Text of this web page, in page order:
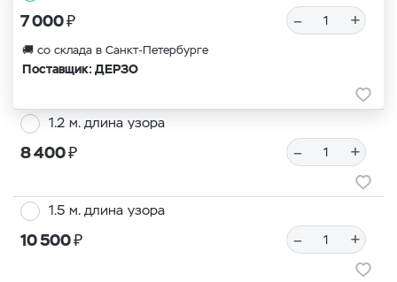
7 000₽ – +
🚚 со склада в Санкт-Петербурге
Поставщик: ДЕРЗО
1.2 м. длина узора
8 400₽ – +
1.5 м. длина узора
10 500₽ – +